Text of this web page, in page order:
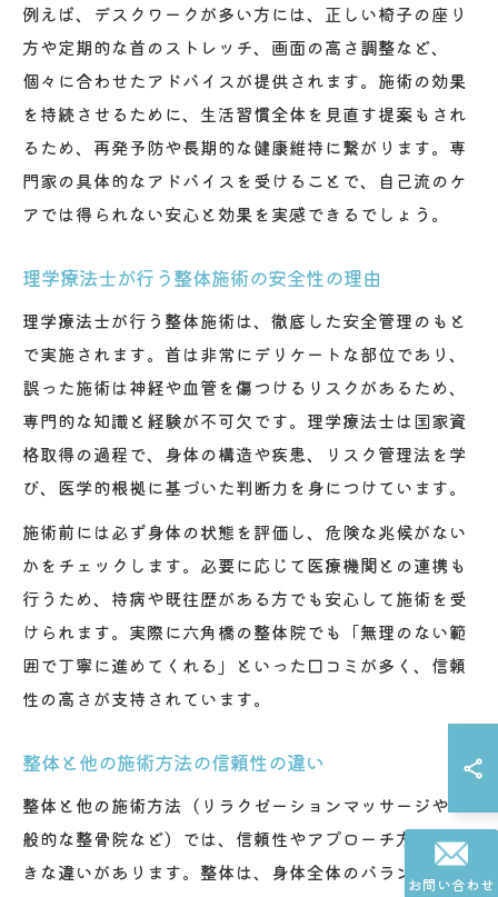
例えば、デスクワークが多い方には、正しい椅子の座り
方や定期的な首のストレッチ、画面の高さ調整など、
個々に合わせたアドバイスが提供されます。施術の効果
を持続させるために、生活習慣全体を見直す提案もされ
るため、再発予防や長期的な健康維持に繋がります。専
門家の具体的なアドバイスを受けることで、自己流のケ
アでは得られない安心と効果を実感できるでしょう。
理学療法士が行う整体施術の安全性の理由
理学療法士が行う整体施術は、徹底した安全管理のもと
で実施されます。首は非常にデリケートな部位であり、
誤った施術は神経や血管を傷つけるリスクがあるため、
専門的な知識と経験が不可欠です。理学療法士は国家資
格取得の過程で、身体の構造や疾患、リスク管理法を学
び、医学的根拠に基づいた判断力を身につけています。
施術前には必ず身体の状態を評価し、危険な兆候がない
かをチェックします。必要に応じて医療機関との連携も
行うため、持病や既往歴がある方でも安心して施術を受
けられます。実際に六角橋の整体院でも「無理のない範
囲で丁寧に進めてくれる」といった口コミが多く、信頼
性の高さが支持されています。
整体と他の施術方法の信頼性の違い
整体と他の施術方法（リラクゼーションマッサージや一
般的な整骨院など）では、信頼性やアプローチ方法に大
きな違いがあります。整体は、身体全体のバランスや姿
お問い合わせ